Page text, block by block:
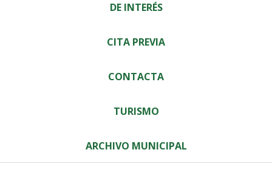
DE INTERÉS
CITA PREVIA
CONTACTA
TURISMO
ARCHIVO MUNICIPAL